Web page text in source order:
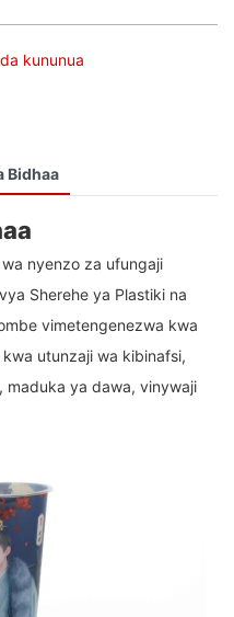
kununua
Bidhaa
wa nyenzo za ufungaji
Sherehe ya Plastiki na
vimetengenezwa kwa
utunzaji wa kibinafsi,
maduka ya dawa, vinywaji